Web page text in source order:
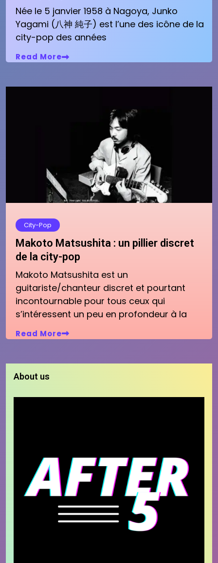
Née le 5 janvier 1958 à Nagoya, Junko
Yagami (八神 純子) est l’une des icône de la
city-pop des années
Read More
City-Pop
Makoto Matsushita : un pillier discret
de la city-pop
Makoto Matsushita est un
guitariste/chanteur discret et pourtant
incontournable pour tous ceux qui
s’intéressent un peu en profondeur à la
Read More
About us